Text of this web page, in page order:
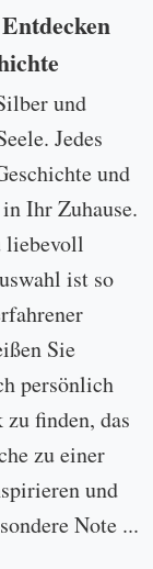
und
Jedes
und
Ihr Zuhause.
liebevoll
ist so
Sie
persönlich
zu finden, das
zu einer
und
Note ...